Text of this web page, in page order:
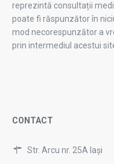
reprezintă consultații
poate fi răspunzător în
mod necorespunzător a
prin intermediul acestui
CONTACT
Str. Arcu nr. 25A Iași